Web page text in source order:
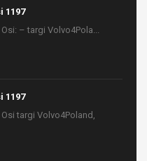
1197
– targi Volvo4Pola...
1197
targi Volvo4Poland,